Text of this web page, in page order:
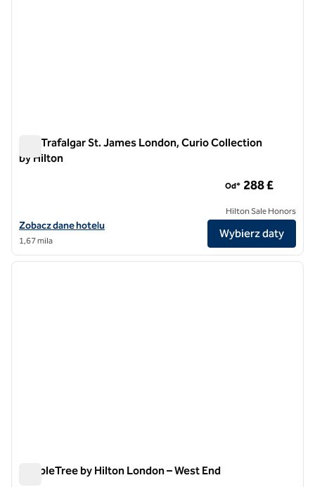
The Trafalgar St. James London, Curio Collection
by Hilton
Zobacz szczegóły hotelu The Trafalgar St. James London, Curio
Zobacz dane hotelu
1,67 mila
Od* 288 £
Hilton Sale Honors
Wybierz daty
1/12
1 z 12
DoubleTree by Hilton London – West End